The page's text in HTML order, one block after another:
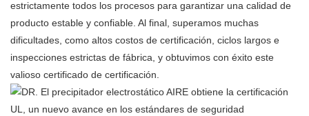
estrictamente todos los procesos para garantizar una calidad de
producto estable y confiable. Al final, superamos muchas
dificultades, como altos costos de certificación, ciclos largos e
inspecciones estrictas de fábrica, y obtuvimos con éxito este
valioso certificado de certificación. ​